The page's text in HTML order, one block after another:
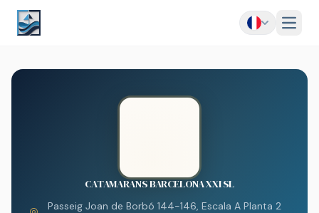
Menu
CATAMARANS BARCELONA XXI SL
Passeig Joan de Borbó 144-146, Escala A Planta 2